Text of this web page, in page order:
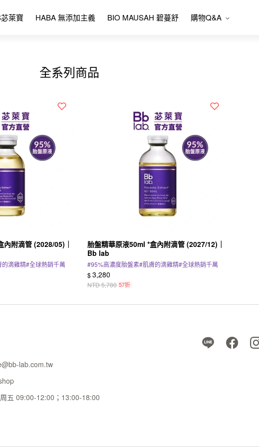
萊寶 HABA 無添加主義 BIO MAUSAH 碧蔓舒 購物Q&A
全系列商品
附滴管 (2028/05)｜
的滴雞精#全球熱銷千萬
胎盤精華原液50ml *盒內附滴管 (2027/12)｜
Bb lab
#95%高濃度胎盤素#肌膚的滴雞精#全球熱銷千萬
$3,280
NTD5,780 57折
lab.com.tw
五 09:00-12:00；13:00-18:00